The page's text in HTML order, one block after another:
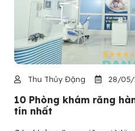
Thu Thủy Đặng 28/05/
10 Phòng khám răng
tín nhất